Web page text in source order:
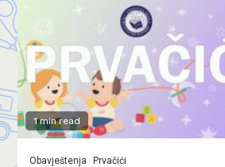
1 min read
Obavještenja Prvačići